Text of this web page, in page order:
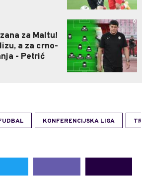
za Maltu!
a za crno-
- Petrić
0
KONFERENCIJSKA LIGA